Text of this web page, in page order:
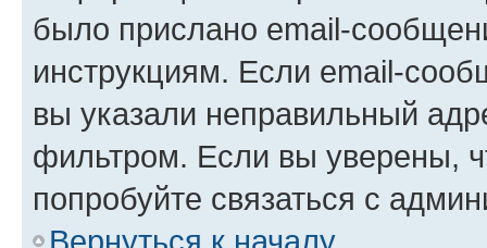
было прислано email-
инструкциям. Если email-
вы указали неправильный
фильтром. Если вы уверены,
попробуйте связаться с
Вернуться к началу